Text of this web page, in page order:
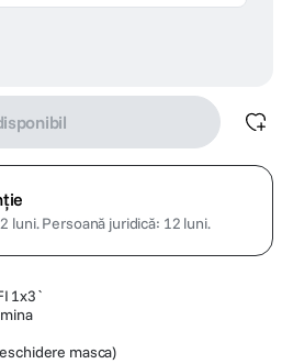
luni.Persoană juridică: 12 luni.
1x3`
masca)